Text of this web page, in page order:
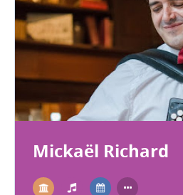
Mickaël Richard